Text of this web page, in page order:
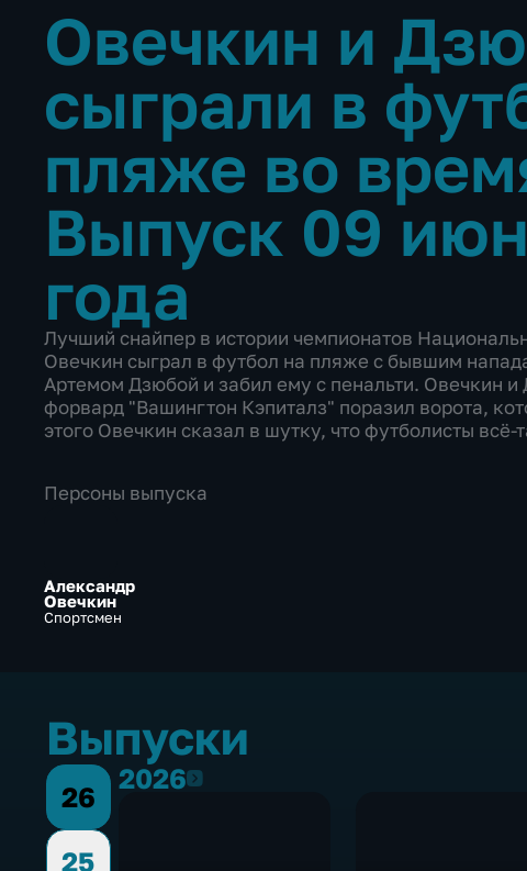
Овечкин и
сыграли в
пляже во
Выпуск 09
года
Лучший снайпер в истории чемпионатов
Овечкин сыграл в футбол на пляже с бывшим
Артемом Дзюбой и забил ему с пенальти. Овечкин
форвард "Вашингтон Кэпиталз" поразил ворота,
этого Овечкин сказал в шутку, что футболисты всё-
Персоны выпуска
Александр
Овечкин
Спортсмен
Выпуски
26
25
20262026